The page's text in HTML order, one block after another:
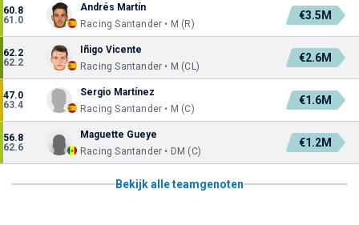
60.8
61.0
Andrés Martín
Racing Santander • M (R)
€3.5M
62.2
62.2
Iñigo Vicente
Racing Santander • M (CL)
€2.6M
47.0
63.4
Sergio Martínez
Racing Santander • M (C)
€1.6M
56.8
62.6
Maguette Gueye
Racing Santander • DM (C)
€1.2M
Bekijk alle teamgenoten